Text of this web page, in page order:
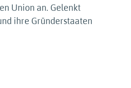
Union an. Gelenkt
ihre Gründerstaaten